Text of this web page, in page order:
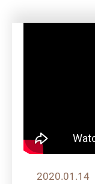
2020.01.14